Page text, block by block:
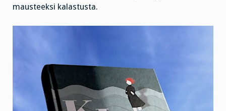
mausteeksi kalastusta.